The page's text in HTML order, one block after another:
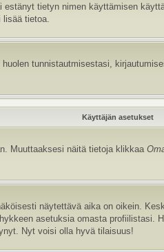
tietyn nimen käyttämisen
lisää tietoa.
tunnistautmisestasi,
Käyttäjän asetukset
Muuttaaksesi näitä tietoja klikkaa
näytettävä aika on oikein.
asetuksia omasta
Nyt voisi olla hyvä tilaisuus!